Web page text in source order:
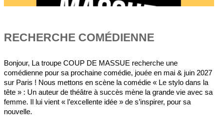
RECHERCHE COMÉDIENNE
Bonjour, La troupe COUP DE MASSUE recherche une
comédienne pour sa prochaine comédie, jouée en mai & juin 2027
sur Paris ! Nous mettons en scène la comédie « Le stylo dans la
tête » : Un auteur de théâtre à succès mène la grande vie avec sa
femme. Il lui vient « l’excellente idée » de s’inspirer, pour sa
nouvelle.